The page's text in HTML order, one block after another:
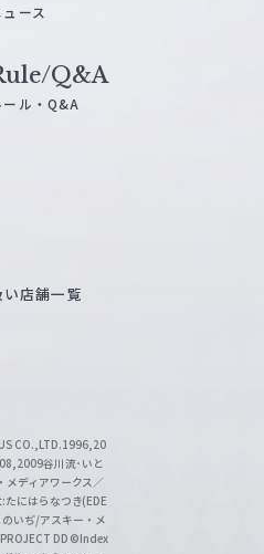
ュース
Q&A
ール・Q&A
店舗一覧
CO.,LTD.1996,20
谷川流･いと
ディアワークス／
にはらなつき(EDE
いぢ/アスキー・メ
DD ©Index